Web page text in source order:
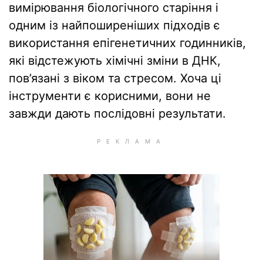
вимірювання біологічного старіння і
одним із найпоширеніших підходів є
використання епігенетичних годинників,
які відстежують хімічні зміни в ДНК,
пов’язані з віком та стресом. Хоча ці
інструменти є корисними, вони не
завжди дають послідовні результати.